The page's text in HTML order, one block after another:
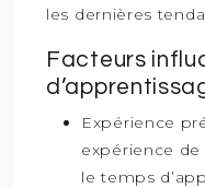
les dernières
Facteurs
Expérience
expérience
le temps